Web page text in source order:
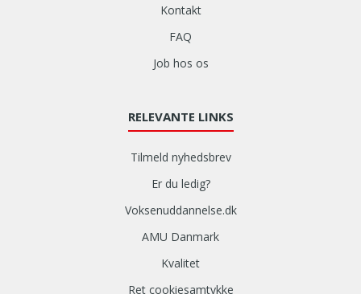
Kontakt
FAQ
Job hos os
RELEVANTE LINKS
Tilmeld nyhedsbrev
Er du ledig?
Voksenuddannelse.dk
AMU Danmark
Kvalitet
Ret cookiesamtykke